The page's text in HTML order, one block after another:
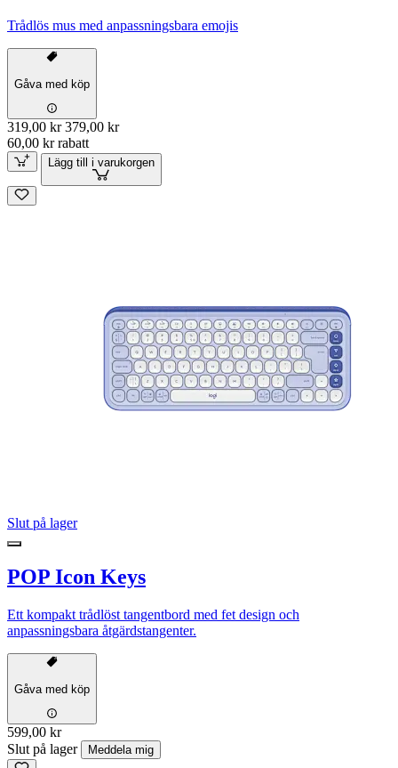
Trådlös mus med anpassningsbara emojis
Gåva med köp
319,00 kr 379,00 kr
60,00 kr rabatt
Lägg till i varukorgen
Slut på lager
POP Icon Keys
Ett kompakt trådlöst tangentbord med fet design och
anpassningsbara åtgärdstangenter.
Gåva med köp
599,00 kr
Slut på lager
Meddela mig